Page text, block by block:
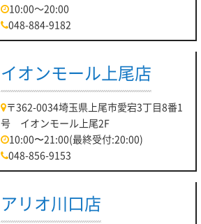
10:00～20:00
048-884-9182
イオンモール上尾店
〒362-0034埼玉県上尾市愛宕3丁目8番1
号 イオンモール上尾2F
10:00〜21:00(最終受付:20:00)
048-856-9153
アリオ川口店